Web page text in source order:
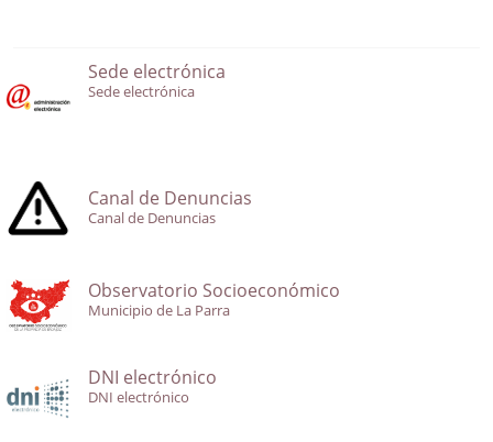
Sede electrónica
Sede electrónica
Canal de Denuncias
Canal de Denuncias
Observatorio Socioeconómico
Municipio de La Parra
DNI electrónico
DNI electrónico